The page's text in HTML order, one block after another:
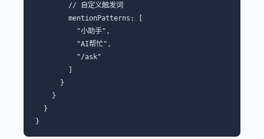
        // 自定义触发词
        mentionPatterns: [
          "小助手",
          "AI帮忙",
          "/ask"
        ]
      }
    }
  }